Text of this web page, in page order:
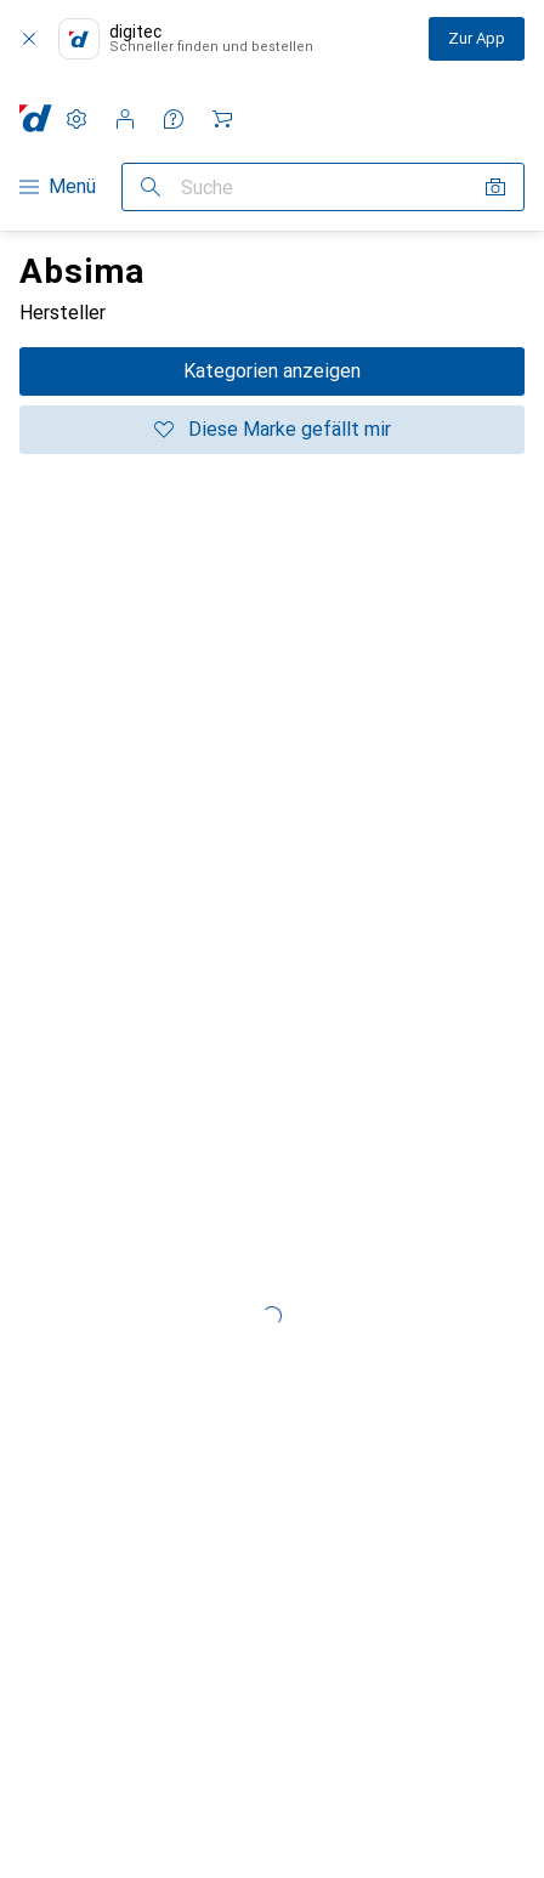
digitec
Schneller finden und bestellen Zur App
Navigation nach Kategorien
Menü Suche
Einstellungen
Kundenkonto
Vergleichslisten
Merklisten
Warenkorb
Absima
Hersteller
Kategorien anzeigen
Diese Marke gefällt mir